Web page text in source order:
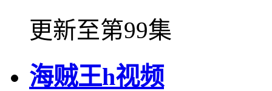
更新至第99集
海贼王h视频